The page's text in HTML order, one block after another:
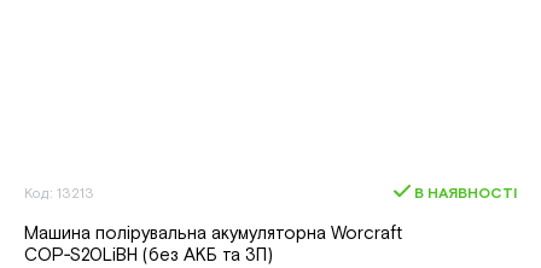
Код: 13213 В НАЯВНОСТІ
Машина полірувальна акумуляторна Worcraft
COP‑S20LiBH (без АКБ та ЗП)